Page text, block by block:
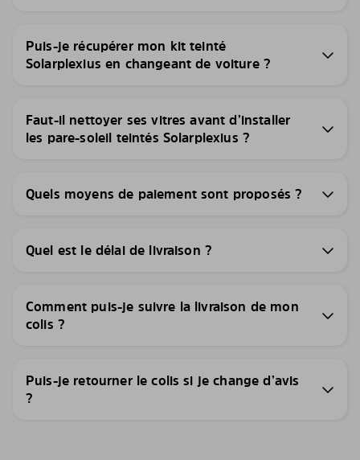
Puis-je récupérer mon kit teinté
Solarplexius en changeant de voiture ?
Faut-il nettoyer ses vitres avant d’installer
les pare-soleil teintés Solarplexius ?
Quels moyens de paiement sont proposés ?
Quel est le délai de livraison ?
Comment puis-je suivre la livraison de mon
colis ?
Puis-je retourner le colis si je change d’avis
?